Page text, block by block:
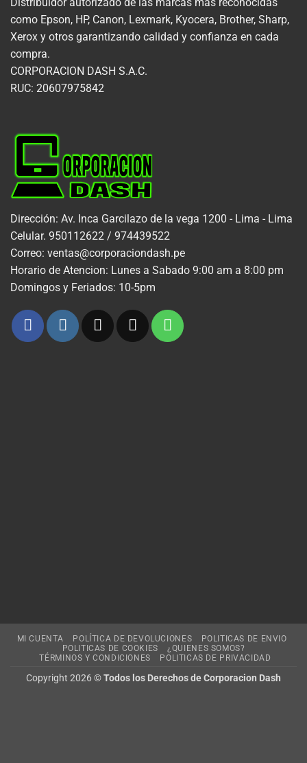
como Epson, HP, Canon, Lexmark, Kyocera, Brother, Sharp,
Xerox y otros garantizando calidad y confianza en cada
compra.
CORPORACION DASH S.A.C.
RUC: 20607975842
Dirección: Av. Inca Garcilazo de la vega 1200 - Lima - Lima
Celular. 950112622 / 974439522
Correo: ventas@corporaciondash.pe
Horario de Atencion: Lunes a Sabado 9:00 am a 8:00 pm
Domingos y Feriados: 10-5pm
MI CUENTA POLÍTICA DE DEVOLUCIONES
POLITICAS DE ENVIO
POLITICAS DE COOKIES
¿QUIENES SOMOS?
TÉRMINOS Y CONDICIONES
POLITICAS DE PRIVACIDAD
Copyright 2026 ©Todos los Derechos de Corporacion Dash